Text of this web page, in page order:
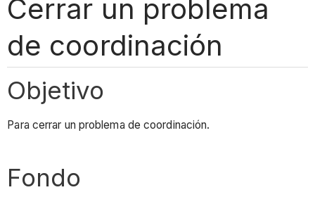
Cerrar un problema
de coordinación
Objetivo
Para cerrar un problema de coordinación.
Fondo